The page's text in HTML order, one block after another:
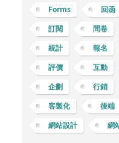
名、回函抽獎、心
收集使用者的電子
消息、特別優惠或
與網站管理員或業
或索取更多資訊。
章、產品頁面或社
卷調查表單：用於
場調查，幫助了解
表單：讓人們報名
Forms 回函
訂閱
問卷
統計
報名
評價
互動
企劃
行銷
客製化
後端
網站設計
網